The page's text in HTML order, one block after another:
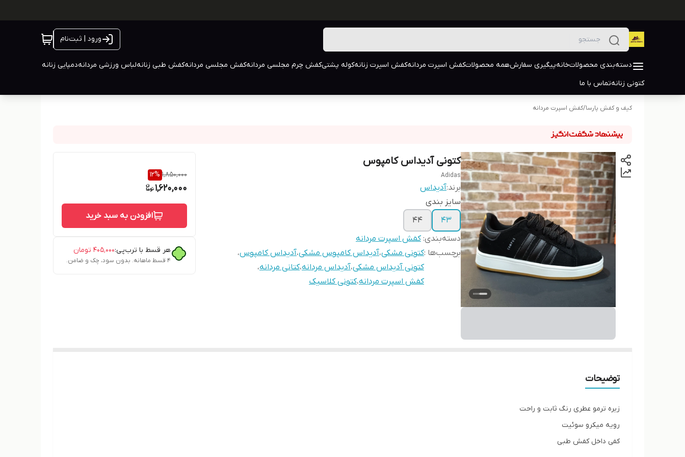
ورود | ثبت‌نام
دسته‌بندی محصولاتخانهپیگیری سفارشهمه محصولاتکفش اسپرت مردانهکفش اسپرت زنانهکوله پشتیکفش چرم مجلسی مردانهکفش مجلسی مردانهکفش طبی زنانهلباس ورزشی مردانهدمپایی زنانه
کتونی زنانهتماس با ما
کیف و کفش پارسا/کفش اسپرت مردانه
کتونی آدیداس کامپوس
Adidas
برند:آدیداس
سایز بندی
43
44
دسته‌بندی:کفش اسپرت مردانه
برچسب‌ها :کتونی مشکی،آدیداس کامپوس مشکی،آدیداس کامپوس،
کتونی آدیداس مشکی،آدیداس مردانه،کتانی مردانه،
کفش اسپرت مردانه،کتونی کلاسیک
1,850,000
12%
1,620,000
افزودن به سبد خرید
هر قسط با ترب‌پی:۴۰۵٬۰۰۰ تومان
۴ قسط ماهانه. بدون سود، چک و ضامن.
توضیحات
زیره ترمو عطری رنگ ثابت و راحت
رویه میکرو سوئیت
کفی داخل کفش طبی